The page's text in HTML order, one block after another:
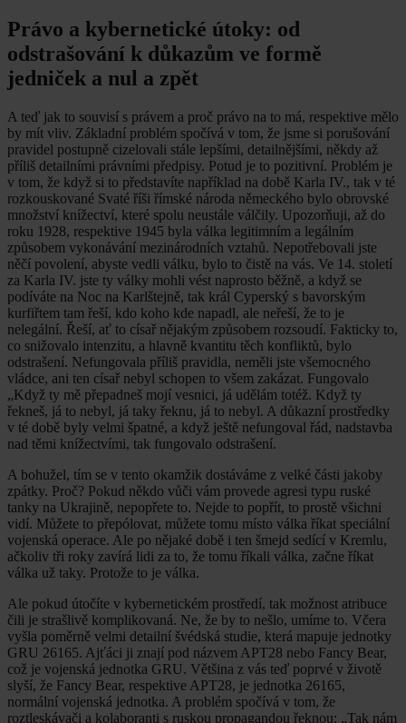
Právo a kybernetické útoky: od
odstrašování k důkazům ve formě
jedniček a nul a zpět
A teď jak to souvisí s právem a proč právo na to má, respektive mělo
by mít vliv. Základní problém spočívá v tom, že jsme si porušování
pravidel postupně cizelovali stále lepšími, detailnějšími, někdy až
příliš detailními právními předpisy. Potud je to pozitivní. Problém je
v tom, že když si to představíte například na době Karla IV., tak v té
rozkouskované Svaté říši římské národa německého bylo obrovské
množství knížectví, které spolu neustále válčily. Upozorňuji, až do
roku 1928, respektive 1945 byla válka legitimním a legálním
způsobem vykonávání mezinárodních vztahů. Nepotřebovali jste
něčí povolení, abyste vedli válku, bylo to čistě na vás. Ve 14. století
za Karla IV. jste ty války mohli vést naprosto běžně, a když se
podíváte na Noc na Karlštejně, tak král Cyperský s bavorským
kurfiřtem tam řeší, kdo koho kde napadl, ale neřeší, že to je
nelegální. Řeší, ať to císař nějakým způsobem rozsoudí. Fakticky to,
co snižovalo intenzitu, a hlavně kvantitu těch konfliktů, bylo
odstrašení. Nefungovala příliš pravidla, neměli jste všemocného
vládce, ani ten císař nebyl schopen to všem zakázat. Fungovalo
„Když ty mě přepadneš mojí vesnici, já udělám totéž. Když ty
řekneš, já to nebyl, já taky řeknu, já to nebyl. A důkazní prostředky
v té době byly velmi špatné, a když ještě nefungoval řád, nadstavba
nad těmi knížectvími, tak fungovalo odstrašení.
A bohužel, tím se v tento okamžik dostáváme z velké části jakoby
zpátky. Proč? Pokud někdo vůči vám provede agresi typu ruské
tanky na Ukrajině, nepopřete to. Nejde to popřít, to prostě všichni
vidí. Můžete to přepólovat, můžete tomu místo válka říkat speciální
vojenská operace. Ale po nějaké době i ten šmejd sedící v Kremlu,
ačkoliv tři roky zavírá lidi za to, že tomu říkali válka, začne říkat
válka už taky. Protože to je válka.
Ale pokud útočíte v kybernetickém prostředí, tak možnost atribuce
čili je strašlivě komplikovaná. Ne, že by to nešlo, umíme to. Včera
vyšla poměrně velmi detailní švédská studie, která mapuje jednotky
GRU 26165. Ajťáci ji znají pod názvem APT28 nebo Fancy Bear,
což je vojenská jednotka GRU. Většina z vás teď poprvé v životě
slyší, že Fancy Bear, respektive APT28, je jednotka 26165,
normální vojenská jednotka. A problém spočívá v tom, že
roztleskávači a kolaboranti s ruskou propagandou řeknou: „Tak nám